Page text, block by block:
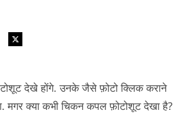
देखे होंगे. उनके जैसे फ़ोटो क्लिक कराने
मगर क्या कभी चिकन कपल फ़ोटोशूट देखा है?